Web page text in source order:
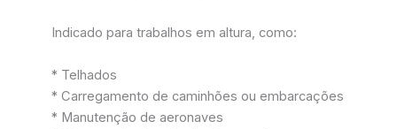
Indicado para trabalhos em altura, como:
* Telhados
* Carregamento de caminhões ou embarcações
* Manutenção de aeronaves